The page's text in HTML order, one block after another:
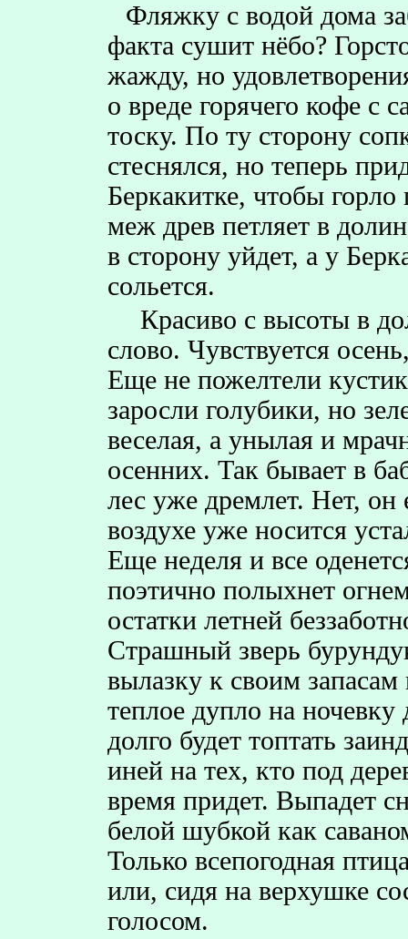
Фляжку с водой дома
факта сушит нёбо?
жажду, но
о вреде горячего кофе с
тоску. По ту сторону
стеснялся, но теперь
Беркакитке, чтобы
меж древ петляет в
в сторону уйдет, а у
сольется.
Красиво с высоты в
слово. Чувствуется
Еще не пожелтели
заросли голубики, но
веселая, а унылая и
осенних. Так бывает в
лес уже дремлет. Нет,
воздухе уже носится
Еще неделя и все
поэтично полыхнет
остатки летней
Страшный зверь
вылазку к своим
теплое дупло на
долго будет топтать
иней на тех, кто под
время придет. Выпадет
белой шубкой как
Только всепогодная
или, сидя на верхушке
голосом.